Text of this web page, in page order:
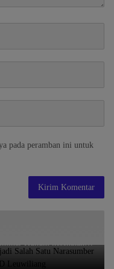
pada peramban ini untuk
Menjadi Salah
Hukum kesehatan